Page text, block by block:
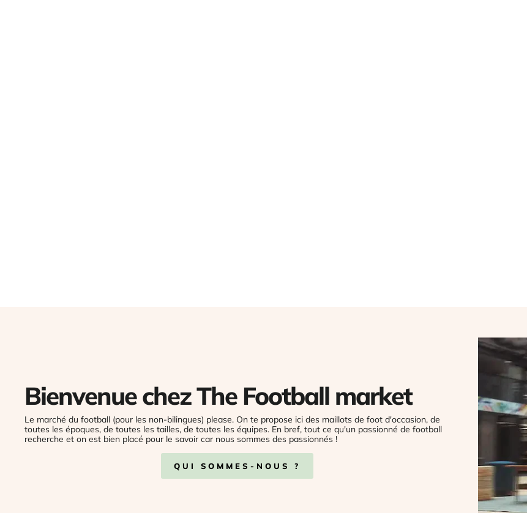
Bienvenue chez The Football market
Le marché du football (pour les non-bilingues) please. On te propose ici des maillots de foot d'occasion, de
toutes les époques, de toutes les tailles, de toutes les équipes. En bref, tout ce qu'un passionné de football
recherche et on est bien placé pour le savoir car nous sommes des passionnés !
QUI SOMMES-NOUS ?